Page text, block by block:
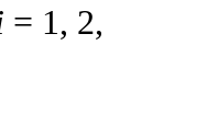
= 1, 2,